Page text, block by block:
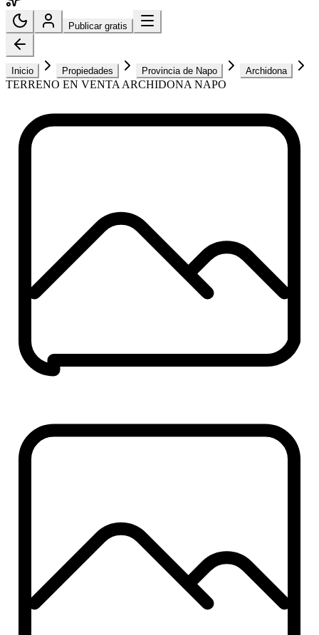
Publicar gratis
Inicio Propiedades Provincia de Napo Archidona
TERRENO EN VENTA ARCHIDONA NAPO